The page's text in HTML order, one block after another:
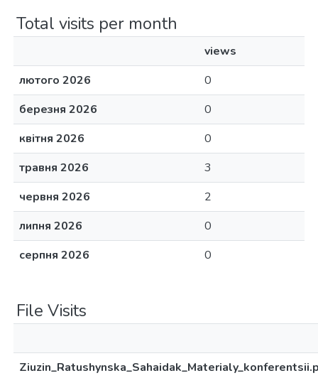
Total visits per month
views
лютого 2026
0
березня 2026
0
квітня 2026
0
травня 2026
3
червня 2026
2
липня 2026
0
серпня 2026
0
File Visits